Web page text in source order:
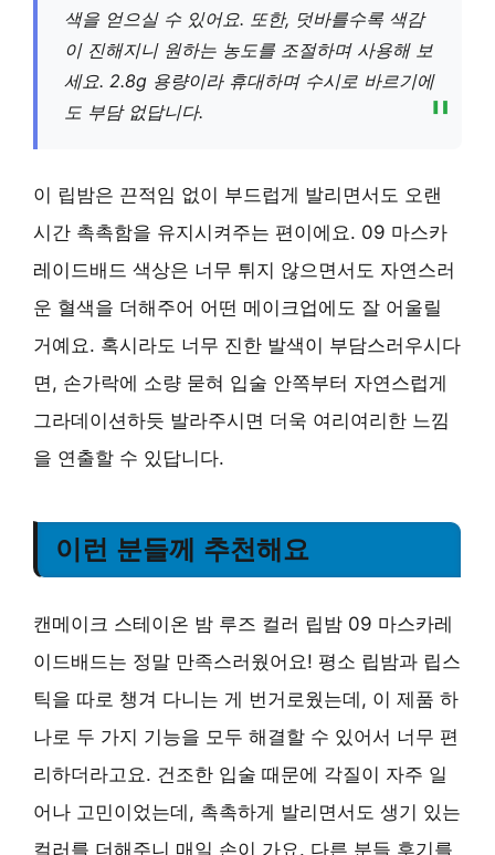
색을 얻으실 수 있어요. 또한, 덧바를수록 색감
이 진해지니 원하는 농도를 조절하며 사용해 보
세요. 2.8g 용량이라 휴대하며 수시로 바르기에
도 부담 없답니다.
이 립밤은 끈적임 없이 부드럽게 발리면서도 오랜
시간 촉촉함을 유지시켜주는 편이에요. 09 마스카
레이드배드 색상은 너무 튀지 않으면서도 자연스러
운 혈색을 더해주어 어떤 메이크업에도 잘 어울릴
거예요. 혹시라도 너무 진한 발색이 부담스러우시다
면, 손가락에 소량 묻혀 입술 안쪽부터 자연스럽게
그라데이션하듯 발라주시면 더욱 여리여리한 느낌
을 연출할 수 있답니다.
이런 분들께 추천해요
캔메이크 스테이온 밤 루즈 컬러 립밤 09 마스카레
이드배드는 정말 만족스러웠어요! 평소 립밤과 립스
틱을 따로 챙겨 다니는 게 번거로웠는데, 이 제품 하
나로 두 가지 기능을 모두 해결할 수 있어서 너무 편
리하더라고요. 건조한 입술 때문에 각질이 자주 일
어나 고민이었는데, 촉촉하게 발리면서도 생기 있는
컬러를 더해주니 매일 손이 가요. 다른 분들 후기를